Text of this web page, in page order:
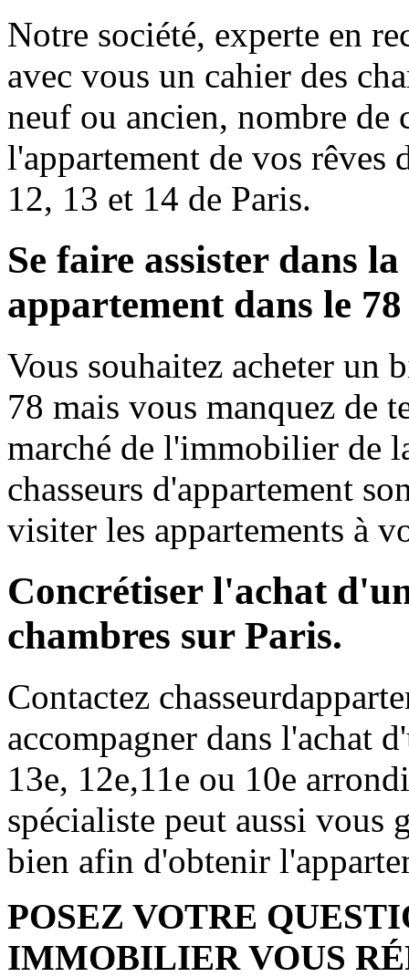
Notre société, experte en
avec vous un cahier des
neuf ou ancien, nombre de
l'appartement de vos rêves
12, 13 et 14 de Paris.
Se faire assister dans
appartement dans le
Vous souhaitez acheter un
78 mais vous manquez de
marché de l'immobilier de
chasseurs d'appartement
visiter les appartements à
Concrétiser l'achat
chambres sur Paris.
Contactez
accompagner dans l'achat
13e, 12e,11e ou 10e
spécialiste peut aussi vous
bien afin d'obtenir
POSEZ VOTRE
IMMOBILIER VOUS